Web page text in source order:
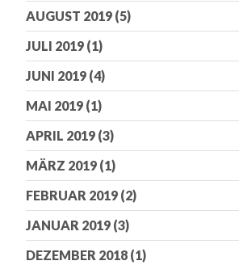
AUGUST 2019 (5)
JULI 2019 (1)
JUNI 2019 (4)
MAI 2019 (1)
APRIL 2019 (3)
MÄRZ 2019 (1)
FEBRUAR 2019 (2)
JANUAR 2019 (3)
DEZEMBER 2018 (1)